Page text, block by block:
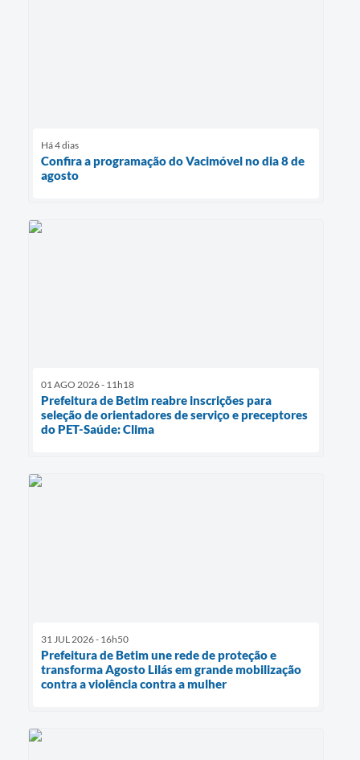
Há 4 dias
Confira a programação do Vacimóvel no dia 8 de
agosto
01 AGO 2026 - 11h18
Prefeitura de Betim reabre inscrições para
seleção de orientadores de serviço e preceptores
do PET-Saúde: Clima
31 JUL 2026 - 16h50
Prefeitura de Betim une rede de proteção e
transforma Agosto Lilás em grande mobilização
contra a violência contra a mulher